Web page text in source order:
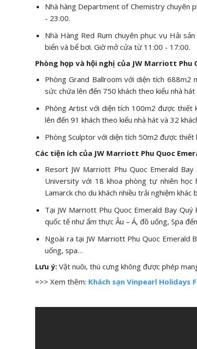
Nhà hàng Department of Chemistry chuyên
- 23:00.
Nhà Hàng Red Rum chuyên phục vụ Hải
biển và bể bơi. Giờ mở cửa từ 11:00 - 17:00.
Phòng họp và hội nghị của JW Marriott Phu
Phòng Grand Ballroom với diện tích
sức chứa lên đến 750 khách theo kiểu nhà
Phòng Artist với diện tích 100m2 được thiết
lên đến 91 khách theo kiểu nhà hát và 32
Phòng Sculptor với diện tích 50m2 được
Các tiện ích của JW Marriott Phu Quoc
Resort JW Marriott Phu Quoc Emerald
University với 18 khoa phòng tự nhiên học
Lamarck cho du khách nhiều trải nghiệm khác
Tại JW Marriott Phu Quoc Emerald Bay
quốc tế như ẩm thực Âu – Á, đồ uống, Spa
Ngoài ra tại JW Marriott Phu Quoc Emerald
uống, spa…
Lưu ý: Vật nuôi, thú cưng không được phép
=>> Xem thêm: Khách sạn Vinpearl Holidays